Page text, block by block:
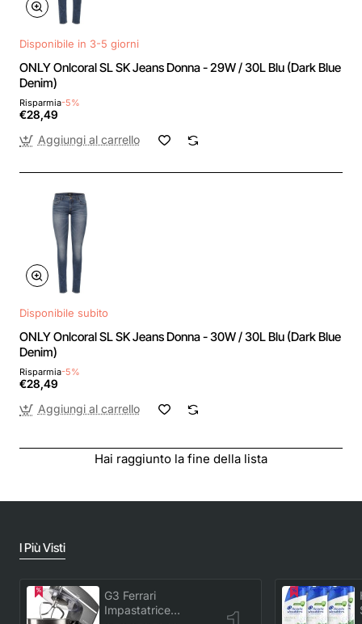
Disponibile in 3-5 giorni
ONLY Onlcoral SL SK Jeans Donna - 29W / 30L Blu (Dark Blue
Denim)
Risparmia-5%
€28,49
Aggiungi al carrello
Disponibile subito
ONLY Onlcoral SL SK Jeans Donna - 30W / 30L Blu (Dark Blue
Denim)
Risparmia-5%
€28,49
Aggiungi al carrello
Hai raggiunto la fine della lista
I Più Visti
G3 Ferrari
Impastatrice